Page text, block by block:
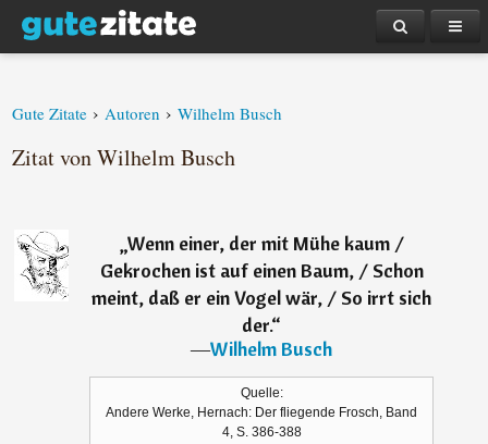
Gute Zitate › Autoren › Wilhelm Busch
Zitat von Wilhelm Busch
„Wenn einer, der mit Mühe kaum /
Gekrochen ist auf einen Baum, / Schon
meint, daß er ein Vogel wär, / So irrt sich
der.“
―Wilhelm Busch
Quelle:
Andere Werke, Hernach: Der fliegende Frosch, Band
4, S. 386-388